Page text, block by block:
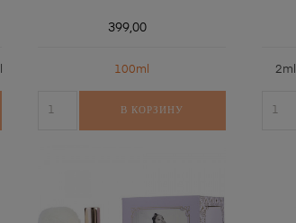
399,00
100ml
В КОРЗИНУ
2ml